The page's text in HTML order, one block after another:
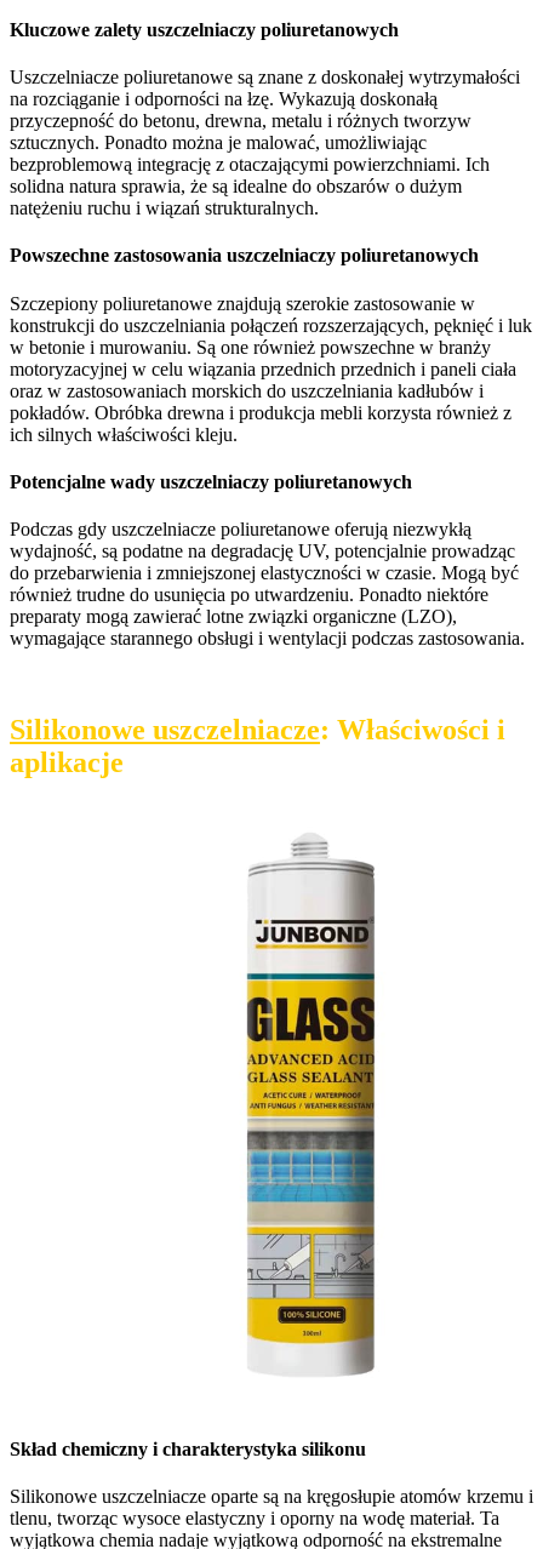
Kluczowe zalety uszczelniaczy poliuretanowych
Uszczelniacze poliuretanowe są znane z doskonałej wytrzymałości
na rozciąganie i odporności na łzę. Wykazują doskonałą
przyczepność do betonu, drewna, metalu i różnych tworzyw
sztucznych. Ponadto można je malować, umożliwiając
bezproblemową integrację z otaczającymi powierzchniami. Ich
solidna natura sprawia, że ​​są idealne do obszarów o dużym
natężeniu ruchu i wiązań strukturalnych.
Powszechne zastosowania uszczelniaczy poliuretanowych
Szczepiony poliuretanowe znajdują szerokie zastosowanie w
konstrukcji do uszczelniania połączeń rozszerzających, pęknięć i luk
w betonie i murowaniu. Są one również powszechne w branży
motoryzacyjnej w celu wiązania przednich przednich i paneli ciała
oraz w zastosowaniach morskich do uszczelniania kadłubów i
pokładów. Obróbka drewna i produkcja mebli korzysta również z
ich silnych właściwości kleju.
Potencjalne wady uszczelniaczy poliuretanowych
Podczas gdy uszczelniacze poliuretanowe oferują niezwykłą
wydajność, są podatne na degradację UV, potencjalnie prowadząc
do przebarwienia i zmniejszonej elastyczności w czasie. Mogą być
również trudne do usunięcia po utwardzeniu. Ponadto niektóre
preparaty mogą zawierać lotne związki organiczne (LZO),
wymagające starannego obsługi i wentylacji podczas zastosowania.
Silikonowe uszczelniacze: Właściwości i
aplikacje
Skład chemiczny i charakterystyka silikonu
Silikonowe uszczelniacze oparte są na kręgosłupie atomów krzemu i
tlenu, tworząc wysoce elastyczny i oporny na wodę materiał. Ta
wyjątkowa chemia nadaje wyjątkową odporność na ekstremalne